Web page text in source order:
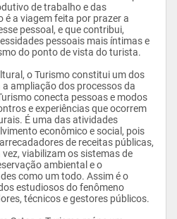
de trabalho e das
é a viagem feita por prazer a
pessoal, e que contribui,
pessoais mais íntimas e
do ponto de vista do turista.
ampliação dos processos da
conecta pessoas e modos
e experiências que ocorrem
É uma das atividades
econômico e social, pois
de receitas públicas,
viabilizam os sistemas de
ambiental e o
como um todo. Assim é o
estudiosos do fenômeno
técnicos e gestores públicos.